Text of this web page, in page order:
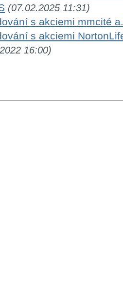
(07.02.2025 11:31)
s akciemi mmcité
s akciemi
16:00)